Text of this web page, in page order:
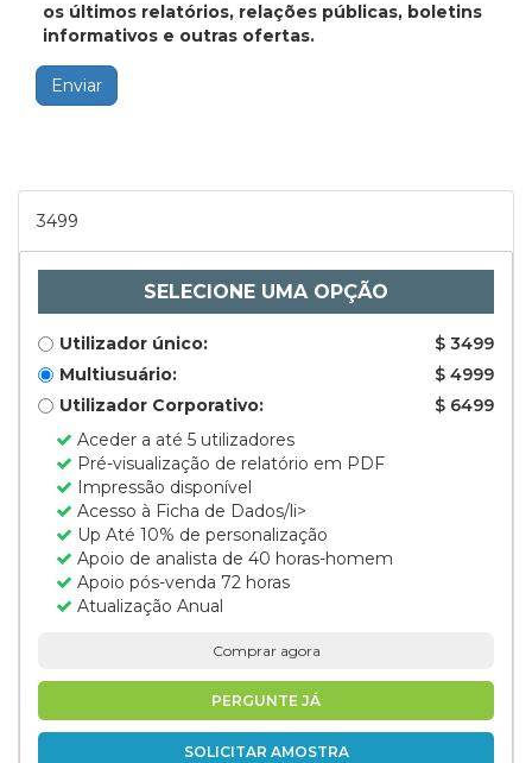
os últimos relatórios, relações públicas, boletins
informativos e outras ofertas.
Enviar
3499
SELECIONE UMA OPÇÃO
Utilizador único:
$ 3499
Multiusuário:
$ 4999
Utilizador Corporativo:
$ 6499
Aceder a até 5 utilizadores
Pré-visualização de relatório em PDF
Impressão disponível
Acesso à Ficha de Dados/li>
Up Até 10% de personalização
Apoio de analista de 40 horas-homem
Apoio pós-venda 72 horas
Atualização Anual
Comprar agora
PERGUNTE JÁ
SOLICITAR AMOSTRA